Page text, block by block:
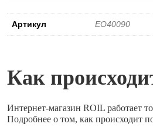
Артикул EO40090
Как
Интернет-магазин ROIL работает
Подробнее о том, как происходит